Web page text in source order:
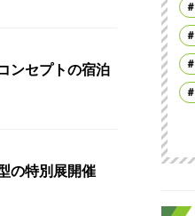
ンセプトの宿泊
の特別展開催